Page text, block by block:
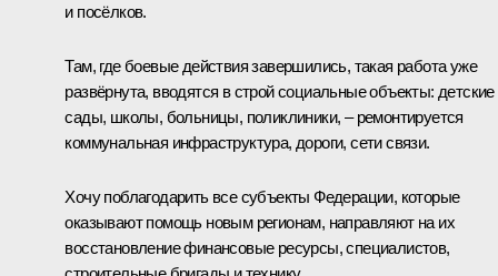
и посёлков.
Там, где боевые действия завершились, такая работа уже
развёрнута, вводятся в строй социальные объекты: детские
сады, школы, больницы, поликлиники, – ремонтируется
коммунальная инфраструктура, дороги, сети связи.
Хочу поблагодарить все субъекты Федерации, которые
оказывают помощь новым регионам, направляют на их
восстановление финансовые ресурсы, специалистов,